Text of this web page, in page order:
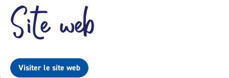
Site web
Visiter le site web